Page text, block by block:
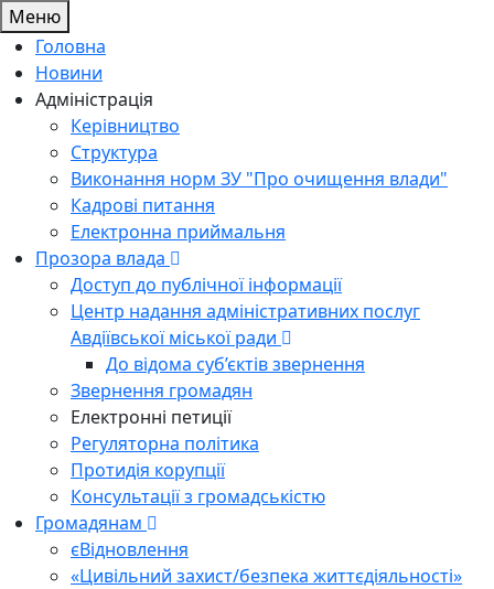
Меню
Головна
Новини
Адміністрація
Керівництво
Структура
Виконання норм ЗУ "Про очищення влади"
Кадрові питання
Електронна приймальня
Прозора влада
Доступ до публічної інформації
Центр надання адміністративних послуг
Авдіївської міської ради
До відома суб’єктів звернення
Звернення громадян
Електронні петиції
Регуляторна політика
Протидія корупції
Консультації з громадськістю
Громадянам
єВідновлення
«Цивільний захист/безпека життєдіяльності»